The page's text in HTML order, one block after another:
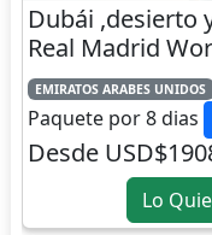
Dubái ,desierto
Real Madrid
EMIRATOS ARABES UNIDOS
Paquete por 8 dias
Desde
Lo